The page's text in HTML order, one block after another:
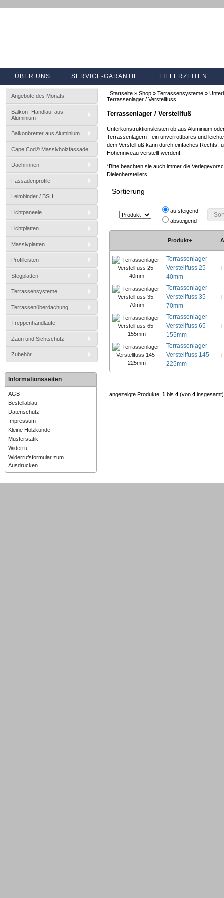
ÜBER UNS SERVICE-GARANTIE LIEFERZEITEN
Startseite» Shop» Terrassensysteme»
Terrassenlager / Verstellfuss
Terrassenlager / Verstellfuß
Unterkonstruktionsleisten ob aus Aluminium
Terrassenlagern - ein unverrottbares und
dem Verstellfuß kann durch einfaches Rechts-
Höhenniveau verstellt werden!
*Bitte beachten sie auch immer die
Dielenherstellers.
Sortierung
aufsteigend
absteigend
Produkt+
Terrassenlager
Verstellfuss 25-
40mm
Terrassenlager
Verstellfuss 35-
70mm
Terrassenlager
Verstellfuss 65-
155mm
Terrassenlager
Verstellfuss 145-
225mm
angezeigte Produkte: 1bis 4(von 4insgesamt)
Angebote des Monats
Balkon- Handlauf aus
Aluminium
Balkonbretter aus Aluminium
Cape Cod® Massivholzfassade
Dachrinnen
Fassadenprofile
Leimbinder / BSH
Lichtpaneele
Lichtplatten
Massivplatten
Profilleisten
Stegplatten
Terrassensysteme
Terrassenüberdachung
Treppenhandläufe
Zaun und Sichtschutz
Zubehör
Informationsseiten
AGB
Bestellablauf
Datenschutz
Impressum
Kleine Holzkunde
Musterstatik
Widerruf
Widerrufsformular zum
Ausdrucken